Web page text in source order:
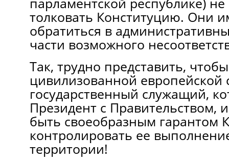
толковать Конституцию. Они
обратиться в
части возможного
Так, трудно представить,
цивилизованной европейской
государственный служащий,
Президент с Правительством,
быть своеобразным гарантом
контролировать ее
территории!